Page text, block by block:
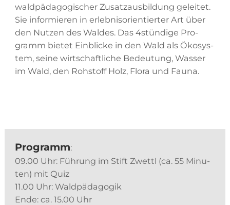
wald­päd­ago­gi­scher Zu­satz­aus­bil­dung ge­lei­tet.
Sie in­for­mie­ren in er­leb­nis­ori­en­tier­ter Art über
den Nut­zen des Wal­des. Das 4stündige Pro­
gramm bie­tet Ein­bli­cke in den Wald als Öko­sys­
tem, sei­ne wirt­schaft­li­che Be­deu­tung, Was­ser
im Wald, den Roh­stoff Holz, Flo­ra und Fauna.
Pro­gramm:
09.00 Uhr: Füh­rung im Stift Zwettl (ca. 55 Mi­nu­
ten) mit Quiz
11.00 Uhr: Wald­päd­ago­gik
Ende: ca. 15.00 Uhr